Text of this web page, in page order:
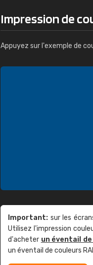
Impression de
Appuyez sur l'exemple de
Important: sur les
Utilisez l'impression
d'acheter un éventail
un éventail de couleurs